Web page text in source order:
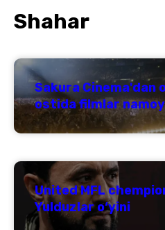
Shahar
Sakura Cinema'dan
ostida filmlar
United MFL
Yulduzlar o‘yini